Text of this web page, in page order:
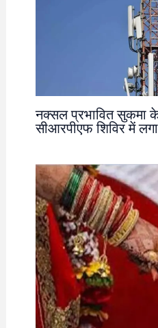
नक्सल प्रभावित सुकमा
सीआरपीएफ शिविर में